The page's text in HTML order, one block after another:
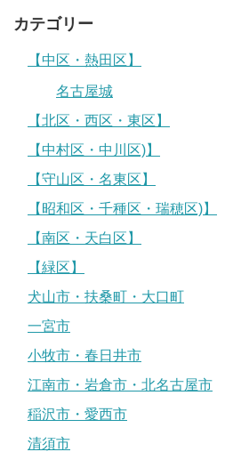
カテゴリー
【中区・熱田区】
名古屋城
【北区・西区・東区】
【中村区・中川区)】
【守山区・名東区】
【昭和区・千種区・瑞穂区)】
【南区・天白区】
【緑区】
犬山市・扶桑町・大口町
一宮市
小牧市・春日井市
江南市・岩倉市・北名古屋市
稲沢市・愛西市
清須市